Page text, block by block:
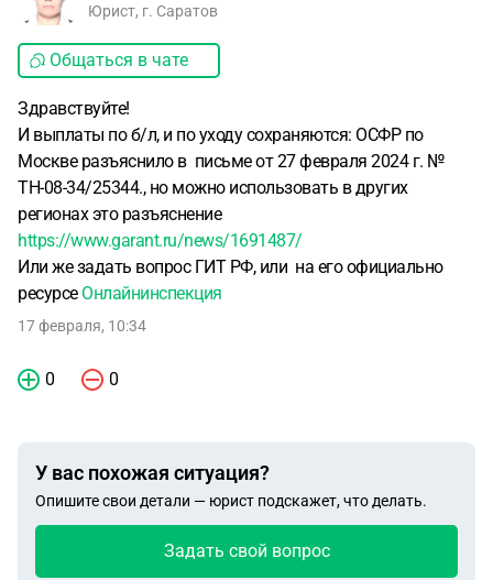
Юрист, г. Саратов
Общаться в чате
Здравствуйте!
И выплаты по б/л, и по уходу сохраняются: ОСФР по
Москве разъяснило в письме от 27 февраля 2024 г. №
ТН-08-34/25344., но можно использовать в других
регионах это разъяснение
https://www.garant.ru/news/1691487/
Или же задать вопрос ГИТ РФ, или на его официально
ресурсе Онлайнинспекция
17 февраля, 10:34
0 0
У вас похожая ситуация?
Опишите свои детали — юрист подскажет, что делать.
Задать свой вопрос